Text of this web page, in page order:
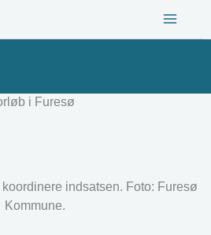
i Furesø
indsatsen. Foto: Furesø
Kommune.